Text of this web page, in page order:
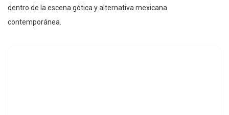
dentro de la escena gótica y alternativa mexicana
contemporánea.